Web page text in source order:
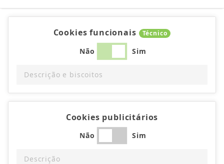
Cookies funcionais Técnico
Não Sim
Descrição e biscoitos
Cookies publicitários
Não Sim
Descrição